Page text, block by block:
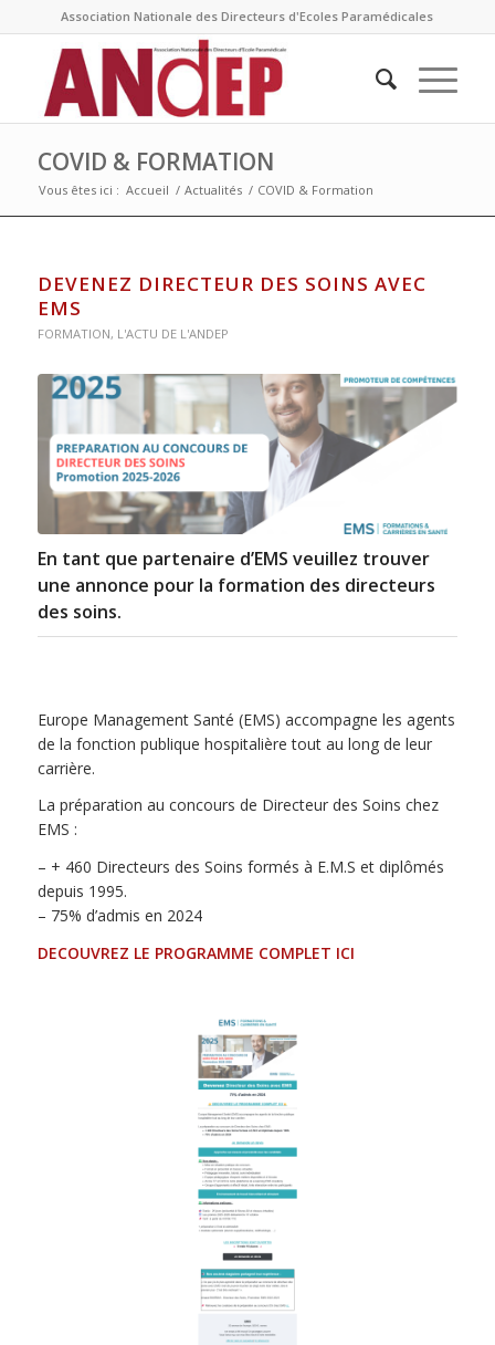
Association Nationale des Directeurs d'Ecoles Paramédicales
COVID & FORMATION
Vous êtes ici : Accueil / Actualités / COVID & Formation
DEVENEZ DIRECTEUR DES SOINS AVEC
EMS
FORMATION, L'ACTU DE L'ANDEP
En tant que partenaire d’EMS veuillez trouver
une annonce pour la formation des directeurs
des soins.
Europe Management Santé (EMS) accompagne les agents
de la fonction publique hospitalière tout au long de leur
carrière.
La préparation au concours de Directeur des Soins chez
EMS :
– + 460 Directeurs des Soins formés à E.M.S et diplômés
depuis 1995.
– 75% d’admis en 2024
DECOUVREZ LE PROGRAMME COMPLET ICI